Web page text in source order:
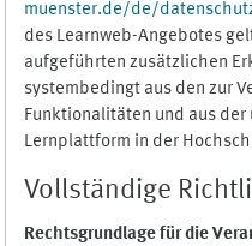
muenster.de/de/
des Learnweb-Angebotes
aufgeführten zusätzlichen
systembedingt aus den zur
Funktionalitäten und aus
Lernplattform in der
Vollständige
Rechtsgrundlage für die